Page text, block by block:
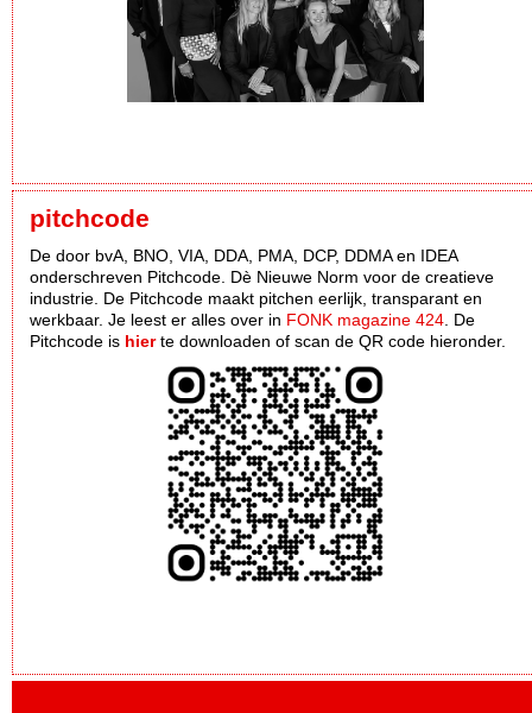
pitchcode
De door bvA, BNO, VIA, DDA, PMA, DCP, DDMA en IDEA
onderschreven Pitchcode. Dè Nieuwe Norm voor de creatieve
industrie. De Pitchcode maakt pitchen eerlijk, transparant en
werkbaar. Je leest er alles over in FONK magazine 424 . De
Pitchcode is hierte downloaden of scan de QR code hieronder.